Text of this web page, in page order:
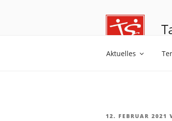
Aktuelles
12. FEBRUAR 2021